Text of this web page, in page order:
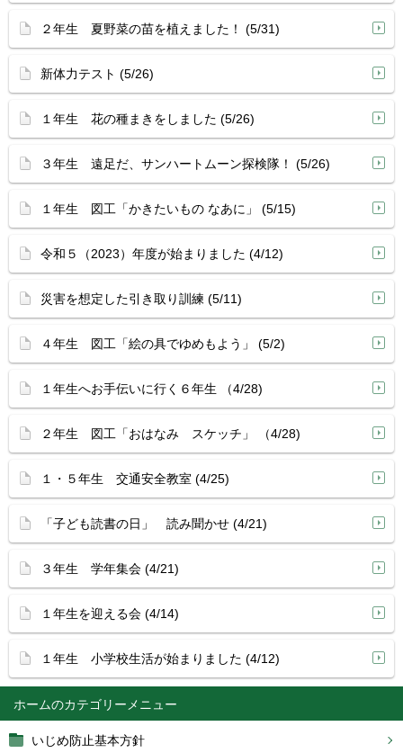
ホーム
いじめ防止基本方針
２年生 夏野菜の苗を植えました！ (5/31)
新体力テスト (5/26)
１年生 花の種まきをしました (5/26)
３年生 遠足だ、サンハートムーン探検隊！ (5/26)
１年生 図工「かきたいもの なあに」 (5/15)
令和５（2023）年度が始まりました (4/12)
災害を想定した引き取り訓練 (5/11)
４年生 図工「絵の具でゆめもよう」 (5/2)
１年生へお手伝いに行く６年生 （4/28)
２年生 図工「おはなみ スケッチ」 （4/28)
１・５年生 交通安全教室 (4/25)
「子ども読書の日」 読み聞かせ (4/21)
３年生 学年集会 (4/21)
１年生を迎える会 (4/14)
１年生 小学校生活が始まりました (4/12)